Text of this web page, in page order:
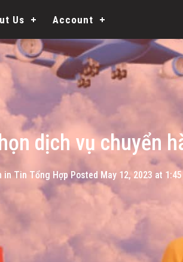
Us Account
dịch vụ chuyển
in Tin Tổng Hợp Posted May 12, 2023 at